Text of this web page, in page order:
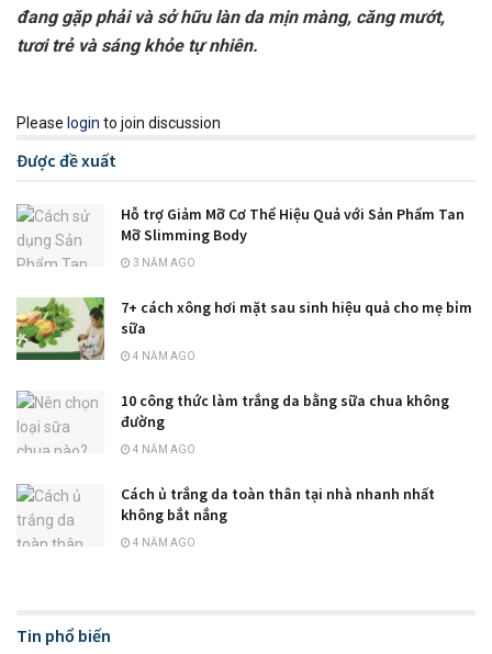
đang gặp phải và sở hữu làn da mịn màng, căng mướt,
tươi trẻ và sáng khỏe tự nhiên.
Please login to join discussion
Được đề xuất
Hỗ trợ Giảm Mỡ Cơ Thể Hiệu Quả với Sản Phẩm Tan
Mỡ Slimming Body
3 NĂM AGO
7+ cách xông hơi mặt sau sinh hiệu quả cho mẹ bỉm
sữa
4 NĂM AGO
10 công thức làm trắng da bằng sữa chua không
đường
4 NĂM AGO
Cách ủ trắng da toàn thân tại nhà nhanh nhất
không bắt nắng
4 NĂM AGO
Tin phổ biến